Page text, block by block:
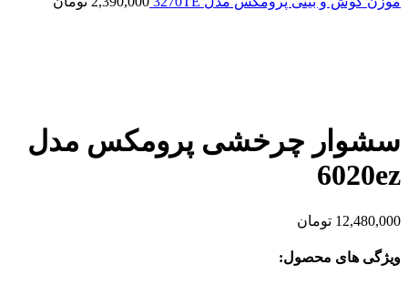
سشوار چرخشی پرومکس مدل
6020ez
12,480,000 تومان
ویژگی های محصول: